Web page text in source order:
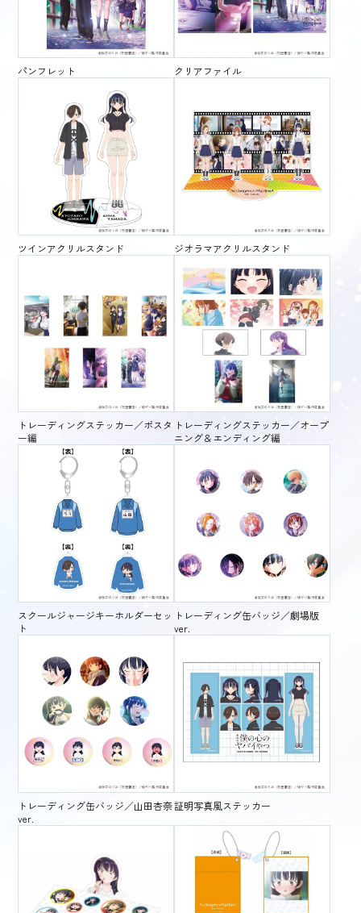
パンフレット クリアファイル
ツインアクリルスタンド ジオラマアクリルスタンド
トレーディングステッカー／ポスタ
ー編
トレーディングステッカー／オープ
ニング＆エンディング編
スクールジャージキーホルダーセッ
ト
トレーディング缶バッジ／劇場版
ver.
トレーディング缶バッジ／山田杏奈
ver.
証明写真風ステッカー